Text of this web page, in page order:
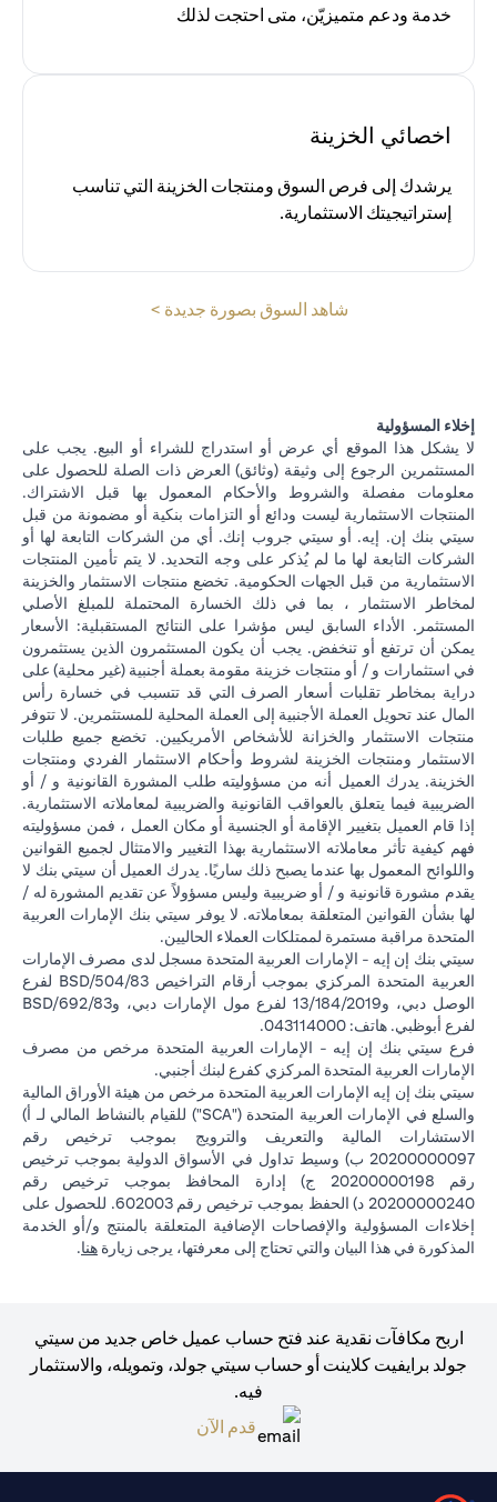
خدمة ودعم متميزيّن، متى احتجت لذلك
اخصائي الخزينة
يرشدك إلى فرص السوق ومنتجات الخزينة التي تناسب
إستراتيجيتك الاستثمارية.
شاهد السوق بصورة جديدة >
إخلاء المسؤولية
لا يشكل هذا الموقع أي عرض أو استدراج للشراء أو البيع. يجب على
المستثمرين الرجوع إلى وثيقة (وثائق) العرض ذات الصلة للحصول على
معلومات مفصلة والشروط والأحكام المعمول بها قبل الاشتراك.
المنتجات الاستثمارية ليست ودائع أو التزامات بنكية أو مضمونة من قبل
سيتي بنك إن. إيه. أو سيتي جروب إنك. أي من الشركات التابعة لها أو
الشركات التابعة لها ما لم يُذكر على وجه التحديد. لا يتم تأمين المنتجات
الاستثمارية من قبل الجهات الحكومية. تخضع منتجات الاستثمار والخزينة
لمخاطر الاستثمار ، بما في ذلك الخسارة المحتملة للمبلغ الأصلي
المستثمر. الأداء السابق ليس مؤشرا على النتائج المستقبلية: الأسعار
يمكن أن ترتفع أو تنخفض. يجب أن يكون المستثمرون الذين يستثمرون
في استثمارات و / أو منتجات خزينة مقومة بعملة أجنبية (غير محلية) على
دراية بمخاطر تقلبات أسعار الصرف التي قد تتسبب في خسارة رأس
المال عند تحويل العملة الأجنبية إلى العملة المحلية للمستثمرين. لا تتوفر
منتجات الاستثمار والخزانة للأشخاص الأمريكيين. تخضع جميع طلبات
الاستثمار ومنتجات الخزينة لشروط وأحكام الاستثمار الفردي ومنتجات
الخزينة. يدرك العميل أنه من مسؤوليته طلب المشورة القانونية و / أو
الضريبية فيما يتعلق بالعواقب القانونية والضريبية لمعاملاته الاستثمارية.
إذا قام العميل بتغيير الإقامة أو الجنسية أو مكان العمل ، فمن مسؤوليته
فهم كيفية تأثر معاملاته الاستثمارية بهذا التغيير والامتثال لجميع القوانين
واللوائح المعمول بها عندما يصبح ذلك ساريًا. يدرك العميل أن سيتي بنك لا
يقدم مشورة قانونية و / أو ضريبية وليس مسؤولاً عن تقديم المشورة له /
لها بشأن القوانين المتعلقة بمعاملاته. لا يوفر سيتي بنك الإمارات العربية
المتحدة مراقبة مستمرة لممتلكات العملاء الحاليين.
سيتي بنك إن إيه - الإمارات العربية المتحدة مسجل لدى مصرف الإمارات
العربية المتحدة المركزي بموجب أرقام التراخيص BSD/504/83 لفرع
الوصل دبي، و13/184/2019 لفرع مول الإمارات دبي، وBSD/692/83
لفرع أبوظبي. هاتف: 043114000.
فرع سيتي بنك إن إيه - الإمارات العربية المتحدة مرخص من مصرف
الإمارات العربية المتحدة المركزي كفرع لبنك أجنبي.
سيتي بنك إن إيه الإمارات العربية المتحدة مرخص من هيئة الأوراق المالية
والسلع في الإمارات العربية المتحدة ("SCA") للقيام بالنشاط المالي لـ أ)
الاستشارات المالية والتعريف والترويج بموجب ترخيص رقم
20200000097 ب) وسيط تداول في الأسواق الدولية بموجب ترخيص
رقم 20200000198 ج) إدارة المحافظ بموجب ترخيص رقم
20200000240 د) الحفظ بموجب ترخيص رقم 602003. للحصول على
إخلاءات المسؤولية والإفصاحات الإضافية المتعلقة بالمنتج و/أو الخدمة
المذكورة في هذا البيان والتي تحتاج إلى معرفتها، يرجى زيارة هنا.
اربح مكافآت نقدية عند فتح حساب عميل خاص جديد من سيتي
جولد برايفيت كلاينت أو حساب سيتي جولد، وتمويله، والاستثمار
فيه.
قدم الآن